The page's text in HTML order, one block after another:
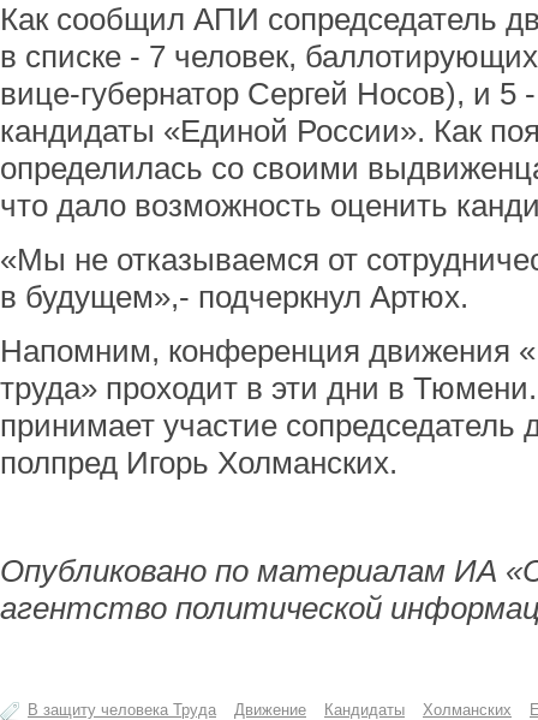
Как сообщил АПИ сопредседатель
в списке - 7 человек,
вице-губернатор Сергей Носов), и
кандидаты «Единой России». Как
определилась со своими
что дало возможность оценить
«Мы не отказываемся от
в будущем»,- подчеркнул Артюх.
Напомним, конференция движения
труда» проходит в эти дни в
принимает участие сопредседатель
полпред Игорь Холманских.
Опубликовано по материалам ИА
агентство политической
В защиту человека Труда Движение Кандидаты Холманских